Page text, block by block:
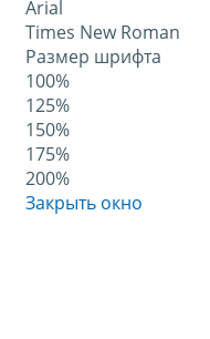
Arial
Times New Roman
Размер шрифта
100%
125%
150%
175%
200%
Закрыть окно